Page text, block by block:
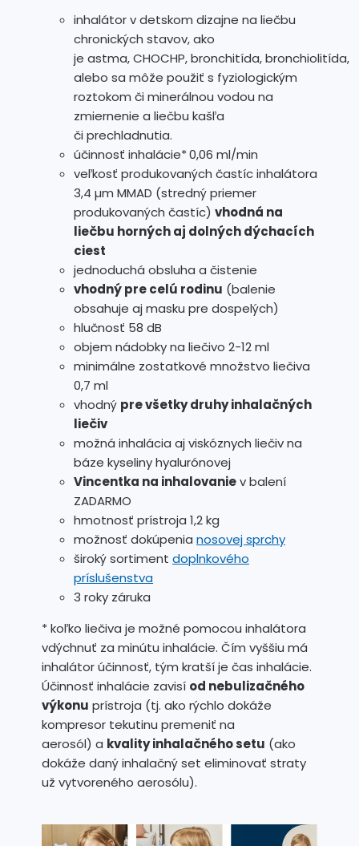
inhalátor v detskom dizajne na liečbu
chronických stavov, ako
je astma, CHOCHP, bronchitída, bronchiolitída,
alebo sa môže použiť s fyziologickým
roztokom či minerálnou vodou na
zmiernenie a liečbu kašľa
či prechladnutia.
účinnosť inhalácie*0,06 ml/min
veľkosť produkovaných častíc inhalátora
3,4 µm MMAD (stredný priemer
produkovaných častíc) vhodná na
liečbu horných aj dolných dýchacích
ciest
jednoduchá obsluha a čistenie
vhodný pre celú rodinu (balenie
obsahuje aj masku pre dospelých)
hlučnosť 58 dB
objem nádobky na liečivo 2-12 ml
minimálne zostatkové množstvo liečiva
0,7 ml
vhodný pre všetky druhy inhalačných
liečiv
možná inhalácia aj viskóznych liečiv na
báze kyseliny hyalurónovej
Vincentka na inhalovaniev balení
ZADARMO
hmotnosť prístroja 1,2 kg
možnosť dokúpenia nosovej sprchy
široký sortiment doplnkového
príslušenstva
3 roky záruka
* koľko liečiva je možné pomocou inhalátora
vdýchnuť za minútu inhalácie. Čím vyššiu má
inhalátor účinnosť, tým kratší je čas inhalácie.
Účinnosť inhalácie zavisí od nebulizačného
výkonu prístroja (tj. ako rýchlo dokáže
kompresor tekutinu premeniť na
aerosól) a kvality inhalačného setu (ako
dokáže daný inhalačný set eliminovať straty
už vytvoreného aerosólu).